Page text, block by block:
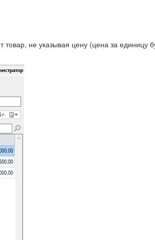
не указывая цену (цена за единицу